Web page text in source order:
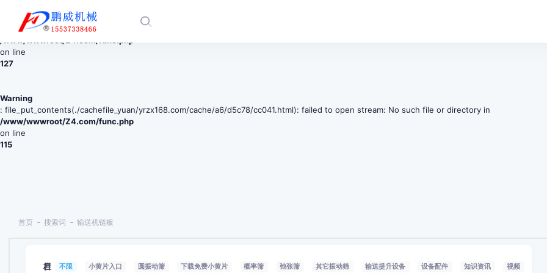
Warning
: mkdir(): No space left on device in
on line
127
Warning
: file_put_contents(./cachefile_yuan/yrzx168.com/cache/a6/d5c78/cc041.html): failed to open stream: No such file or directory in
/www/wwwroot/Z4.com/func.php
on line
115
首页 搜索词 输送机链板
栏目 不限 小黄片入口 圆振动筛 下载免费小黄片 概率筛 弛张筛 其它振动筛 输送提升设备 设备配件 知识资讯 视频